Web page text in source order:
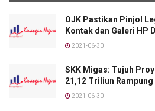
OJK Pastikan Pinjol
Kontak dan Galeri HP
2021-06-30
SKK Migas: Tujuh
21,12 Triliun Rampung
2021-06-30